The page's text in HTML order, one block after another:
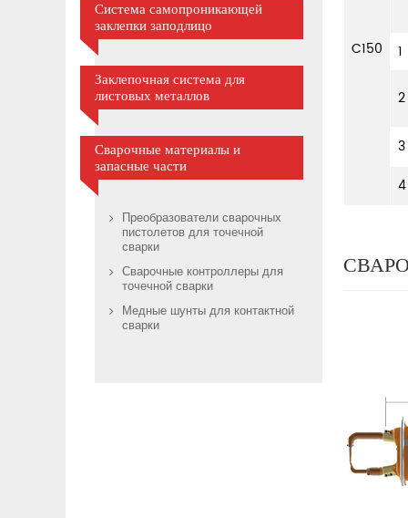
C150 1
2
3
4
Система самопроникающей
заклепки заподлицо
Заклепочная система для
листовых металлов
Сварочные материалы и
запасные части
Преобразователи сварочных
пистолетов для точечной
сварки
Сварочные контроллеры для
точечной сварки
Медные шунты для контактной
сварки